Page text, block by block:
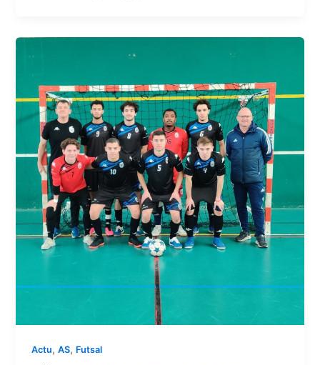
Actu,AS, Futsal